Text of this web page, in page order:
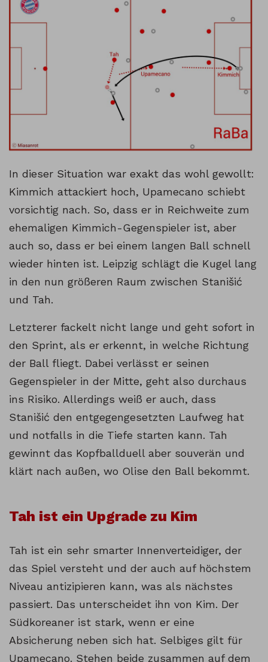
In dieser Situation war exakt das wohl gewollt:
Kimmich attackiert hoch, Upamecano schiebt
vorsichtig nach. So, dass er in Reichweite zum
ehemaligen Kimmich-Gegenspieler ist, aber
auch so, dass er bei einem langen Ball schnell
wieder hinten ist. Leipzig schlägt die Kugel lang
in den nun größeren Raum zwischen Stanišić
und Tah.
Letzterer fackelt nicht lange und geht sofort in
den Sprint, als er erkennt, in welche Richtung
der Ball fliegt. Dabei verlässt er seinen
Gegenspieler in der Mitte, geht also durchaus
ins Risiko. Allerdings weiß er auch, dass
Stanišić den entgegengesetzten Laufweg hat
und notfalls in die Tiefe starten kann. Tah
gewinnt das Kopfballduell aber souverän und
klärt nach außen, wo Olise den Ball bekommt.
Tah ist ein Upgrade zu Kim
Tah ist ein sehr smarter Innenverteidiger, der
das Spiel versteht und der auch auf höchstem
Niveau antizipieren kann, was als nächstes
passiert. Das unterscheidet ihn von Kim. Der
Südkoreaner ist stark, wenn er eine
Absicherung neben sich hat. Selbiges gilt für
Upamecano. Stehen beide zusammen auf dem